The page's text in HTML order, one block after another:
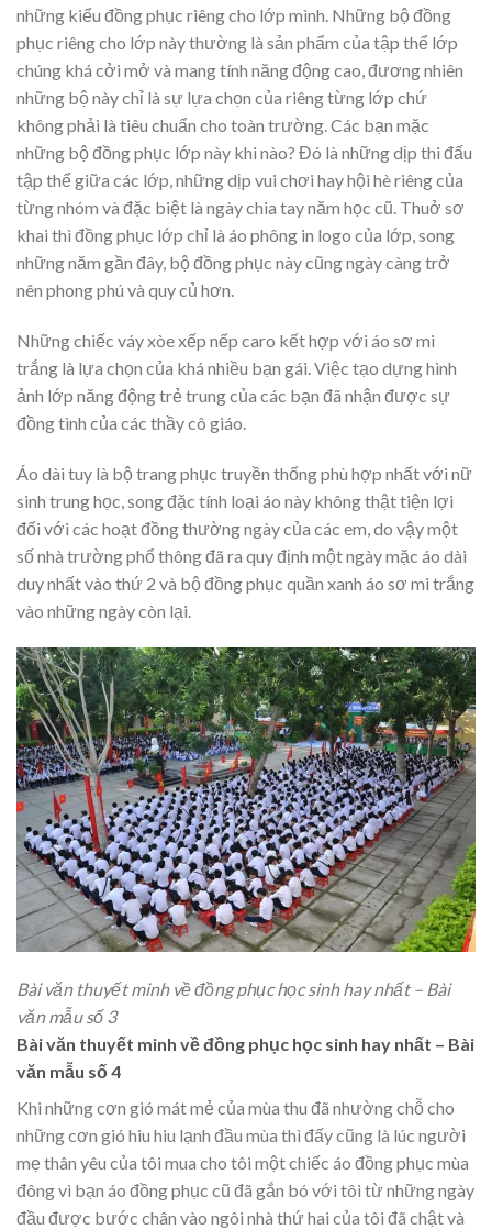
những kiểu đồng phục riêng cho lớp mình. Những bộ đồng
phục riêng cho lớp này thường là sản phẩm của tập thể lớp
chúng khá cởi mở và mang tính năng động cao, đương nhiên
những bộ này chỉ là sự lựa chọn của riêng từng lớp chứ
không phải là tiêu chuẩn cho toàn trường. Các bạn mặc
những bộ đồng phục lớp này khi nào? Đó là những dịp thi đấu
tập thể giữa các lớp, những dịp vui chơi hay hội hè riêng của
từng nhóm và đặc biệt là ngày chia tay năm học cũ. Thuở sơ
khai thì đồng phục lớp chỉ là áo phông in logo của lớp, song
những năm gần đây, bộ đồng phục này cũng ngày càng trở
nên phong phú và quy củ hơn.
Những chiếc váy xòe xếp nếp caro kết hợp với áo sơ mi
trắng là lựa chọn của khá nhiều bạn gái. Việc tạo dựng hình
ảnh lớp năng động trẻ trung của các bạn đã nhận được sự
đồng tình của các thầy cô giáo.
Áo dài tuy là bộ trang phục truyền thống phù hợp nhất với nữ
sinh trung học, song đặc tính loại áo này không thật tiện lợi
đối với các hoạt đồng thường ngày của các em, do vậy một
số nhà trường phổ thông đã ra quy định một ngày mặc áo dài
duy nhất vào thứ 2 và bộ đồng phục quần xanh áo sơ mi trắng
vào những ngày còn lại.
Bài văn thuyết minh về đồng phục học sinh hay nhất – Bài
văn mẫu số 3
Bài văn thuyết minh về đồng phục học sinh hay nhất – Bài
văn mẫu số 4
Khi những cơn gió mát mẻ của mùa thu đã nhường chỗ cho
những cơn gió hiu hiu lạnh đầu mùa thì đấy cũng là lúc người
mẹ thân yêu của tôi mua cho tôi một chiếc áo đồng phục mùa
đông vì bạn áo đồng phục cũ đã gắn bó với tôi từ những ngày
đầu được bước chân vào ngôi nhà thứ hai của tôi đã chật và